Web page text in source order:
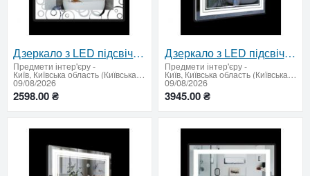
Дзеркало з LED підсвічуванням 600х800
Предмети інтер'єру-
Київ, Київська область (Київська область - продати купити)
09/08/2026
2598.00 ₴
Дзеркало з LED підсвічуванням і сенсорним вимикачем 600 х 800 мм
Предмети інтер'єру-
Київ, Київська область (Київська область - продати купити)
09/08/2026
3945.00 ₴